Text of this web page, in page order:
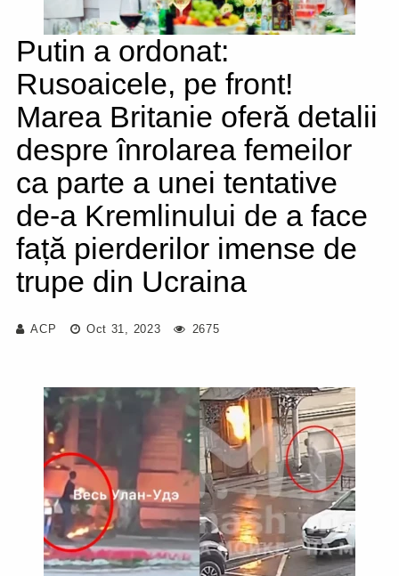
Putin a ordonat:
Rusoaicele, pe front!
Marea Britanie oferă detalii
despre înrolarea femeilor
ca parte a unei tentative
de-a Kremlinului de a face
față pierderilor imense de
trupe din Ucraina
ACP Oct 31, 2023 2675